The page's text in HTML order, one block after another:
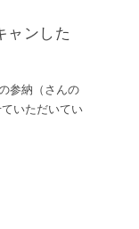
ャンした
参納（さんの
いただいてい